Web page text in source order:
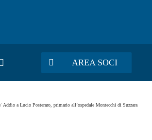
AREA SOCI
Addio a Lucio Posteraro, primario all’ospedale Montecchi di Suzzara